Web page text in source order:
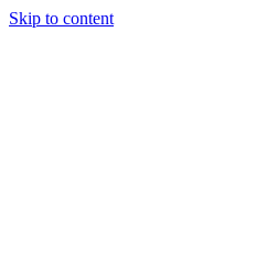
Skip to content